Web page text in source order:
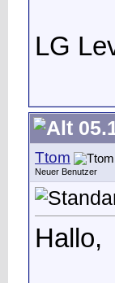
LG
Ttom
Neuer Benutzer
Hallo,